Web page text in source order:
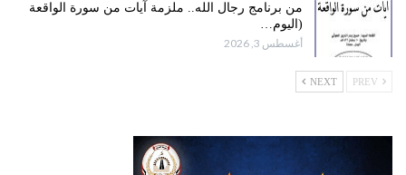
من برنامج رجال الله.. ملزمة آيات من سورة الواقعة
(اليوم…
أغسطس 3, 2026
NEXT